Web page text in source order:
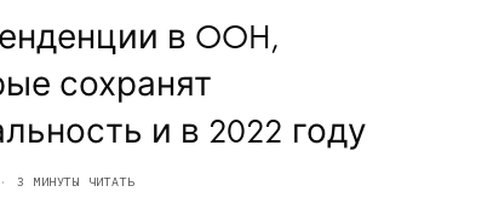
в OOH,
сохранят
и в 2022 году
3 МИНУТЫ ЧИТАТЬ